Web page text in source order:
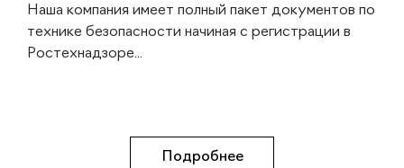
Наша компания имеет полный пакет документов по
технике безопасности начиная с регистрации в
Ростехнадзоре...
Подробнее